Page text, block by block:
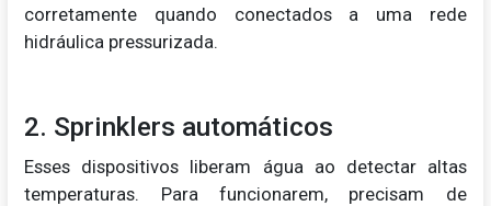
corretamente quando conectados a uma rede
hidráulica pressurizada.
2. Sprinklers automáticos
Esses dispositivos liberam água ao detectar altas
temperaturas. Para funcionarem, precisam de